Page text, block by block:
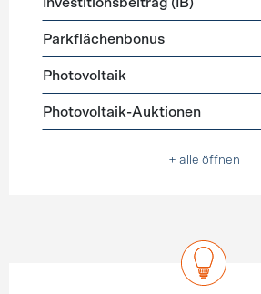
Parkflächenbonus
Photovoltaik
Photovoltaik-Auktionen
+ alle öffnen